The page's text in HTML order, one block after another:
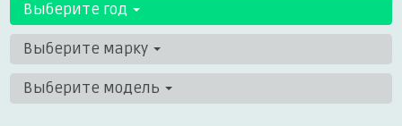
Выберите год
Выберите марку
Выберите модель